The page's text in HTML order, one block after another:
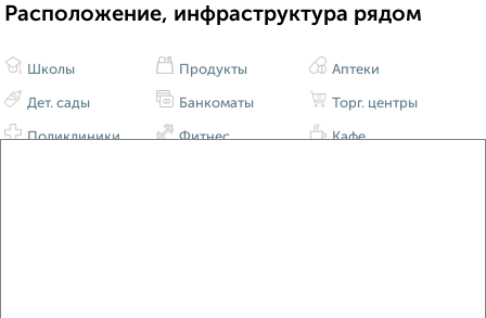
Расположение, инфраструктура рядом
Школы
Дет. сады
Поликлиники
Продукты
Банкоматы
Фитнес
Аптеки
Торг. центры
Кафе